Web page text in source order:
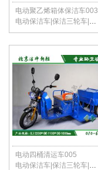
电动聚乙烯箱体保洁车003
电动保洁车|保洁三轮车|环卫保洁三轮车|500升塑料箱转运车|北京保洁车
电动四桶清运车005
电动保洁车|保洁三轮车|电动四桶保洁车|小区垃圾转运车|北京保洁车厂家